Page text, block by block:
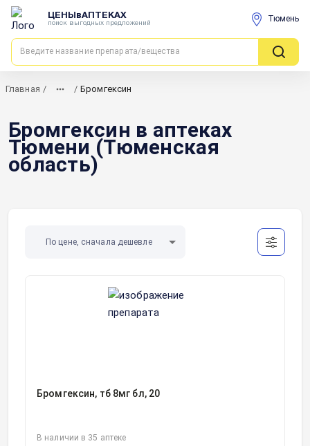
ЦЕНЫвАПТЕКАХ
поиск выгодных предложений Тюмень
Главная / / Бромгексин
Бромгексин в аптеках
Тюмени (Тюменская
область)
По цене, сначала дешевле
Бромгексин, тб 8мг бл, 20
В наличии в 35 аптеке